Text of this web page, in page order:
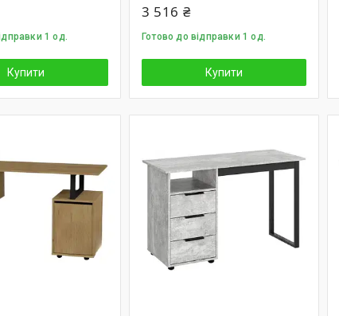
1 од.
Купити
3 516 ₴
Готово до відправки 1 од.
Купити